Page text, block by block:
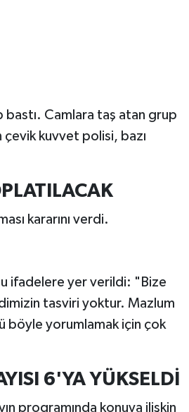
bastı. Camlara taş atan grup
çevik kuvvet polisi, bazı
kararını verdi.
ifadelere yer verildi: "Bize
tasviri yoktur. Mazlum
böyle yorumlamak için çok
6'YA YÜKSELDİ
programında konuya ilişkin